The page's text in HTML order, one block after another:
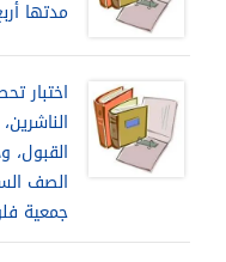
مدتها
اختبار
القبول،
الصف
جمعية